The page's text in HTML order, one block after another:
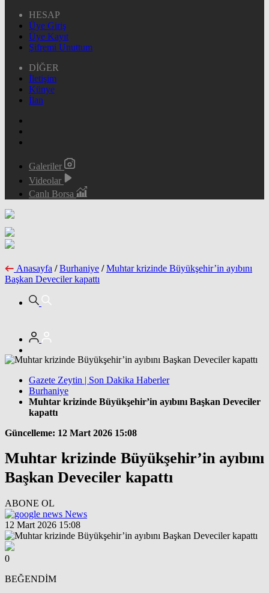
HESAP
Üye Giriş
Üye Kayıt
Şifremi Unuttum
DİĞER
İletişim
Künye
İlan
Galeriler
Videolar
Canlı Borsa
Anasayfa / Burhaniye / Muhtar krizinde Büyükşehir’in ayıbını
Başkan Deveciler kapattı
Gazete Zeytin | Son Dakika Haberler
Burhaniye
Muhtar krizinde Büyükşehir’in ayıbını Başkan Deveciler
kapattı
Güncelleme: 12 Mart 2026 15:08
Muhtar krizinde Büyükşehir’in ayıbını
Başkan Deveciler kapattı
ABONE OL
News
12 Mart 2026 15:08
0
BEĞENDİM